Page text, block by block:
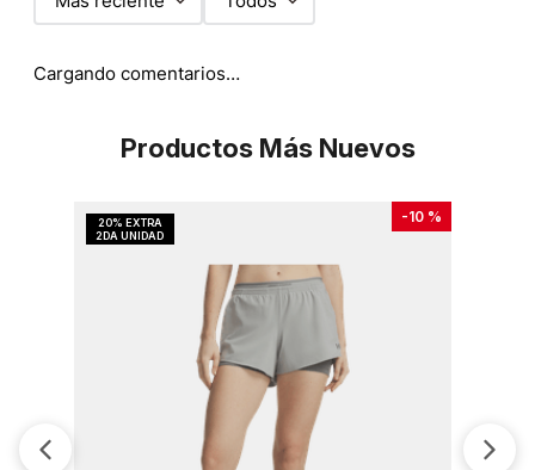
Cargando comentarios…
Productos Más Nuevos
-10 %